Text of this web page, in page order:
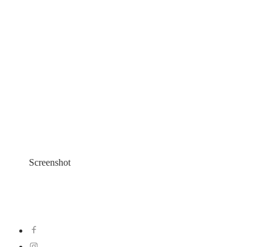
Screenshot